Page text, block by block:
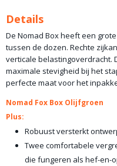
Details
De Nomad Box heeft een
tussen de dozen. Rechte
verticale belastingoverdracht.
maximale stevigheid bij het
perfecte maat voor het
Nomad Fox Box Olijfgroen
Plus:
Robuust versterkt
Twee comfortabele
die fungeren als hef-en-